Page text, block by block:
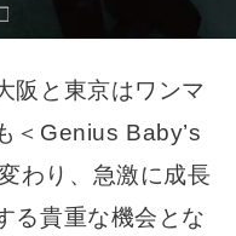
阪と東京はワンマ
＜Genius Baby’s
わり、急激に成長
る貴重な機会とな